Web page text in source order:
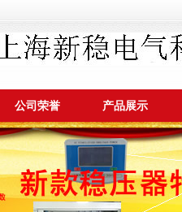
公司荣誉 产品展示